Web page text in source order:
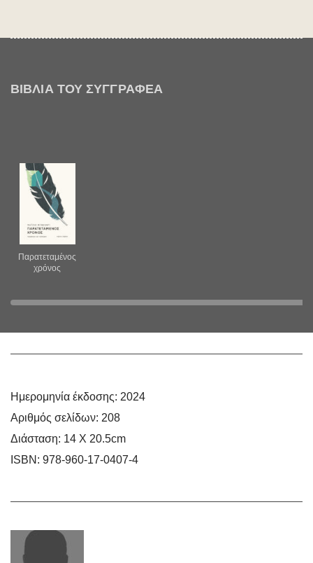
ΒΙΒΛΊΑ ΤΟΥ ΣΥΓΓΡΑΦΈΑ
Παρατεταμένος
χρόνος
Ημερομηνία έκδοσης: 2024
Αριθμός σελίδων: 208
Διάσταση: 14 Χ 20.5cm
ISBN: 978-960-17-0407-4